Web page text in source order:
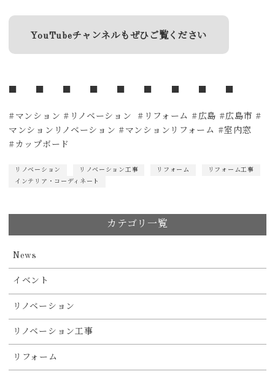
YouTubeチャンネルもぜひご覧ください
#マンション #リノベーション #リフォーム #広島 #広島市 #
マンションリノベーション #マンションリフォーム #室内窓
#カップボード
リノベーション リノベーション工事 リフォーム
リフォーム工事
インテリア・コーディネート
カテゴリ一覧
News
イベント
リノベーション
リノベーション工事
リフォーム